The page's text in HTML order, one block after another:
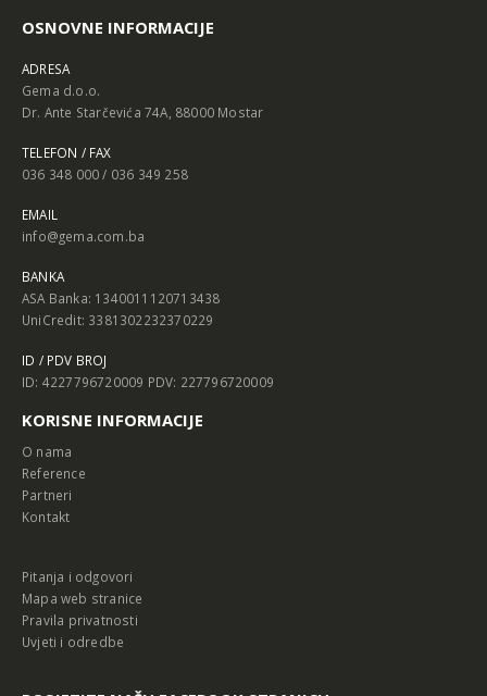
OSNOVNE INFORMACIJE
ADRESA
Gema d.o.o.
Dr. Ante Starčevića 74A, 88000 Mostar
TELEFON / FAX
036 348 000 / 036 349 258
EMAIL
info@gema.com.ba
BANKA
ASA Banka: 1340011120713438
UniCredit: 3381302232370229
ID / PDV BROJ
ID: 4227796720009 PDV: 227796720009
KORISNE INFORMACIJE
O nama
Reference
Partneri
Kontakt
Pitanja i odgovori
Mapa web stranice
Pravila privatnosti
Uvjeti i odredbe